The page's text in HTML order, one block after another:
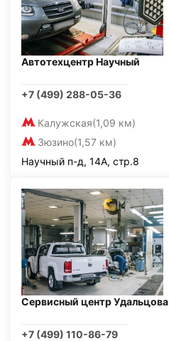
Автотехцентр Научный
+7 (499) 288-05-36
Калужская(1,09 км)
Зюзино(1,57 км)
Научный п-д, 14А, стр.8
Сервисный центр Удальцова
+7 (499) 110-86-79